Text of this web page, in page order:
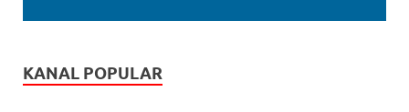
KANAL POPULAR